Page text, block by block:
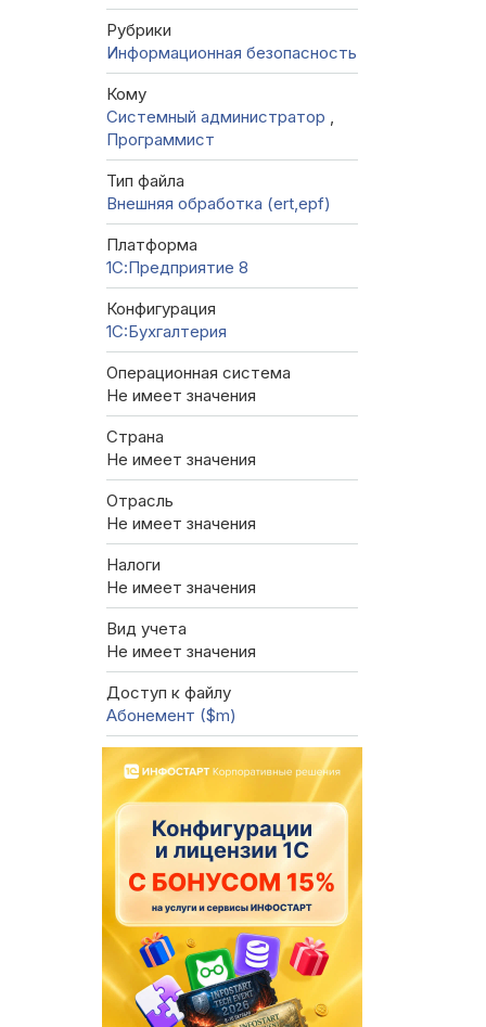
Рубрики
Информационная безопасность
Кому
Системный администратор
Программист
Тип файла
Внешняя обработка (ert,epf)
Платформа
1С:Предприятие 8
Конфигурация
1C:Бухгалтерия
Операционная система
Не имеет значения
Страна
Не имеет значения
Отрасль
Не имеет значения
Налоги
Не имеет значения
Вид учета
Не имеет значения
Доступ к файлу
Абонемент ($m)